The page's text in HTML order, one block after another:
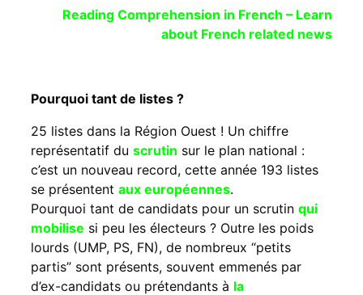
Reading Comprehension in French – Learn
about French related news
Pourquoi tant de listes ?
25 listes dans la Région Ouest ! Un chiffre
représentatif du scrutin sur le plan national :
c’est un nouveau record, cette année 193 listes
se présentent aux européennes.
Pourquoi tant de candidats pour un scrutin qui
mobilise si peu les électeurs ? Outre les poids
lourds (UMP, PS, FN), de nombreux “petits
partis” sont présents, souvent emmenés par
d’ex-candidats ou prétendants à la